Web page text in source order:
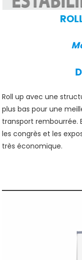
Roll up avec une
plus bas pour une
transport rembourrée.
les congrès et les
très économique.